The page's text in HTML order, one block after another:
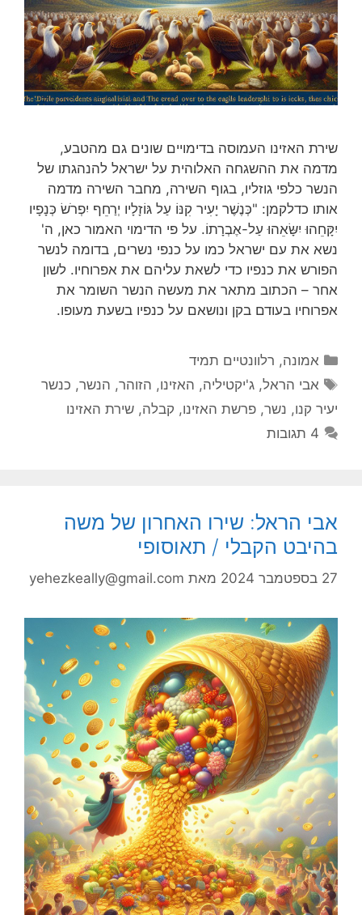
שירת האזינו העמוסה בדימויים שונים גם מהטבע,
מדמה את ההשגחה האלוהית על ישראל להנהגתו של
הנשר כלפי גוזליו, בגוף השירה, מחבר השירה מדמה
אותו כדלקמן: "כְּנֶשֶׁר יָעִיר קִנּוֹ עַל גּוֹזָלָיו יְרַחֵף יִפְרֹשׂ כְּנָפָיו
יִקָּחֵהוּ יִשָּׂאֵהוּ עַל-אֶבְרָתוֹ. על פי הדימוי האמור כאן, ה'
נשא את עם ישראל כמו על כנפי נשרים, בדומה לנשר
הפורש את כנפיו כדי לשאת עליהם את אפרוחיו. לשון
אחר – הכתוב מתאר את מעשה הנשר השומר את
אפרוחיו בעודם בקן ונושאם על כנפיו בשעת מעופו.
קטגוריות
אמונה, רלוונטיים תמיד
תגיות
אבי הראל,ג'יקטיליה, האזינו, הזוהר, הנשר, כנשר
יעיר קנו, נשר, פרשת האזינו, קבלה, שירת האזינו
4 תגובות
אבי הראל: שירו האחרון של משה
בהיבט הקבלי / תאוסופי
27 בספטמבר 2024 מאת yehezkeally@gmail.com